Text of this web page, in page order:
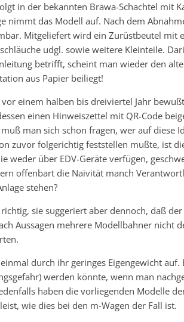
in der bekannten Brawa-Schachtel mit
nimmt das Modell auf. Nach dem
Mitgeliefert wird ein Zurüstbeutel mit
udgl. sowie weitere Kleinteile.
betrifft, scheint man wieder den
aus Papier beiliegt!
einem halben bis dreiviertel Jahr
einen Hinweiszettel mit QR-Code
man sich schon fragen, wer auf diese
zuvor folgerichtig feststellen mußte, ist
weder über EDV-Geräte verfügen,
offenbart die Naivität manch
stehen?
sie suggeriert aber dennoch, daß
Aussagen mehrere Modellbahner nicht
durch ihr geringes Eigengewicht auf.
werden könnte, wenn man
haben die vorliegenden Modelle
wie dies bei den m-Wagen der Fall ist.